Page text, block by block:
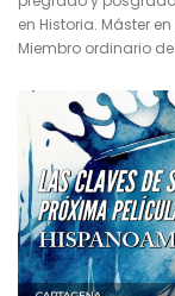
en Historia. Máster
Miembro ordinario